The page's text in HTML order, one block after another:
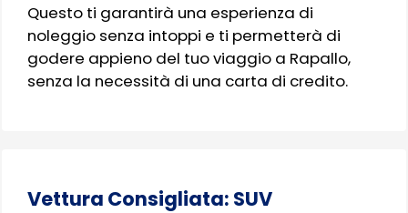
Questo ti garantirà una esperienza di
noleggio senza intoppi e ti permetterà di
godere appieno del tuo viaggio a Rapallo,
senza la necessità di una carta di credito.
Vettura Consigliata: SUV